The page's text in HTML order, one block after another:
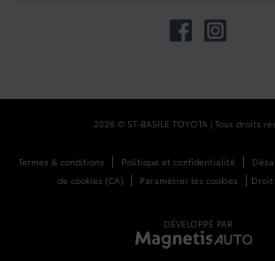
2026 © ST-BASILE TOYOTA | Tous droits
Termes & conditions | Politique et confidentialité |
de cookies (CA)| Paramétrer les cookies |
DÉVELOPPÉ PAR